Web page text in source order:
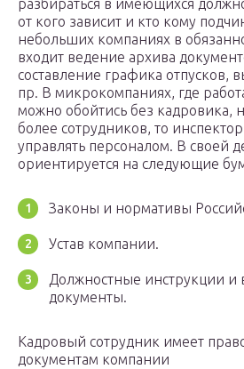
разбираться в имеющихся
от кого зависит и кто кому
небольших компаниях в
входит ведение архива
составление графика отпусков,
пр. В микрокомпаниях, где
можно обойтись без кадровика,
более сотрудников, то
управлять персоналом. В своей
ориентируется на следующие
Законы и нормативы
Устав компании.
Должностные инструкции и
документы.
Кадровый сотрудник имеет
документам компании